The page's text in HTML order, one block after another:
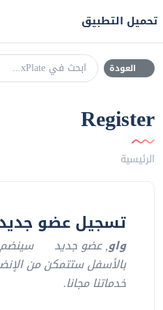
تحميل التطبيق
العودة ابحث في xPlate...
Register
الرئيسية
تسجيل عضو
واو, عضو جديد
سينضم
بالأسفل ستتمكن من
خدماتنا مجانا.